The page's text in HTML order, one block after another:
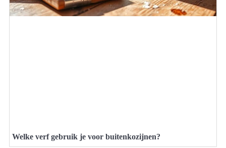
Welke verf gebruik je voor buitenkozijnen?